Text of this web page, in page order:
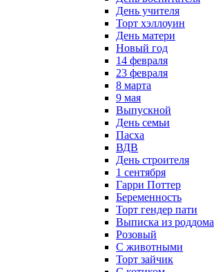
День учителя
Торт хэллоуин
День матери
Новый год
14 февраля
23 февраля
8 марта
9 мая
Выпускной
День семьи
Пасха
ВДВ
День строителя
1 сентября
Гарри Поттер
Беременность
Торт гендер пати
Выписка из роддома
Розовый
С животными
Торт зайчик